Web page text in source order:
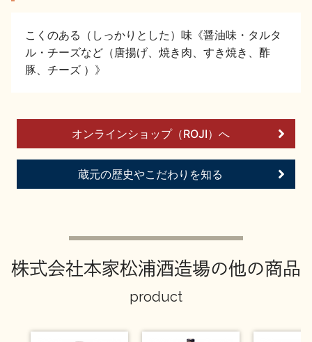
イベント情報TOP 新商品・おすすめ商品
季節の商品 イベント情報
地酒蔵元会WEB展示会 地酒蔵元会利酒会
こくのある（しっかりとした）味《醤油味・タルタ
ル・チーズなど（唐揚げ、焼き肉、すき焼き、酢
豚、チーズ ）》
オンラインショップ（ROJI）へ
蔵元の歴史やこだわりを知る
株式会社本家松浦酒造場の他の商品
product